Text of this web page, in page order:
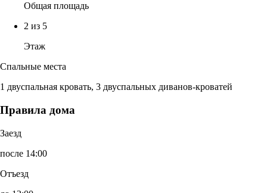
Общая площадь
2 из 5
Этаж
Спальные места
1 двуспальная кровать, 3 двуспальных диванов-кроватей
Правила дома
Заезд
после 14:00
Отъезд